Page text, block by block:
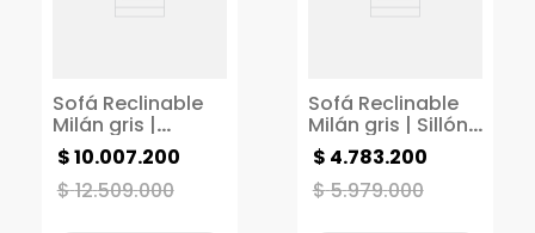
Sofá Reclinable
Milán gris |
Reclinable
eléctrica | sillón 2
puestos con
$12.509.000
$10.007.200
Sofá Reclinable
Milán gris | Sillón
Reclinable 2
puestos |
Reclinable
$5.979.000
$ 4.783.200